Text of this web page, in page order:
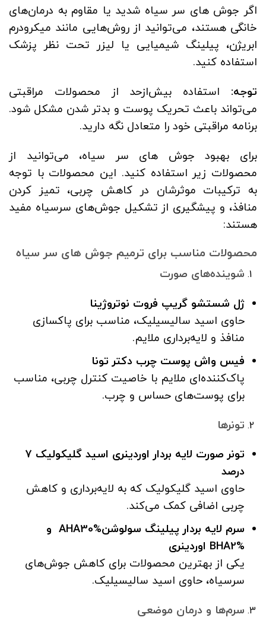
اگر جوش‌ های سر سیاه شدید یا مقاوم به درمان‌های
خانگی هستند، می‌توانید از روش‌هایی مانند میکرودرم
ابریژن، پیلینگ شیمیایی یا لیزر تحت نظر پزشک
استفاده کنید.
توجه: استفاده بیش‌ازحد از محصولات مراقبتی
می‌تواند باعث تحریک پوست و بدتر شدن مشکل شود.
برنامه مراقبتی خود را متعادل نگه دارید.
برای بهبود جوش های سر سیاه، می‌توانید از
محصولات زیر استفاده کنید. این محصولات با توجه
به ترکیبات موثرشان در کاهش چربی، تمیز کردن
منافذ، و پیشگیری از تشکیل جوش‌های سرسیاه مفید
هستند:
محصولات مناسب برای ترمیم جوش های سر سیاه
شوینده‌های صورت
ژل شستشو گریپ فروت نوتروژینا
حاوی اسید سالیسیلیک، مناسب برای پاکسازی
منافذ و لایه‌برداری ملایم.
فیس واش پوست چرب دکتر تونا
پاک‌کننده‌ای ملایم با خاصیت کنترل چربی، مناسب
برای پوست‌های حساس و چرب.
تونرها
تونر صورت لایه بردار اوردینری اسید گلیکولیک ۷
درصد
حاوی اسید گلیکولیک که به لایه‌برداری و کاهش
چربی اضافی کمک می‌کند.
سرم لایه بردار پیلینگ سولوشنAHA30% و
BHA2% اوردینری
یکی از بهترین محصولات برای کاهش جوش‌های
سرسیاه، حاوی اسید سالیسیلیک.
سرم‌ها و درمان موضعی